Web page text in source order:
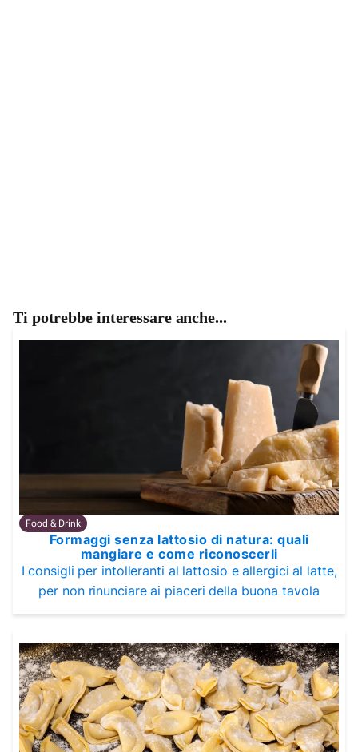
Ti potrebbe interessare anche...
Food & Drink
Formaggi senza lattosio di natura: quali
mangiare e come riconoscerli
I consigli per intolleranti al lattosio e allergici al latte,
per non rinunciare ai piaceri della buona tavola